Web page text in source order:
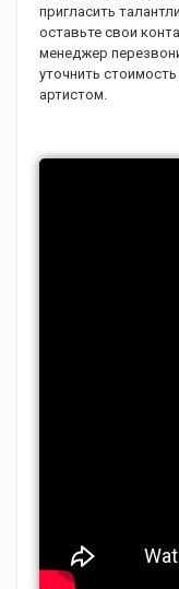
пригласить
оставьте свои
менеджер
уточнить
артистом.